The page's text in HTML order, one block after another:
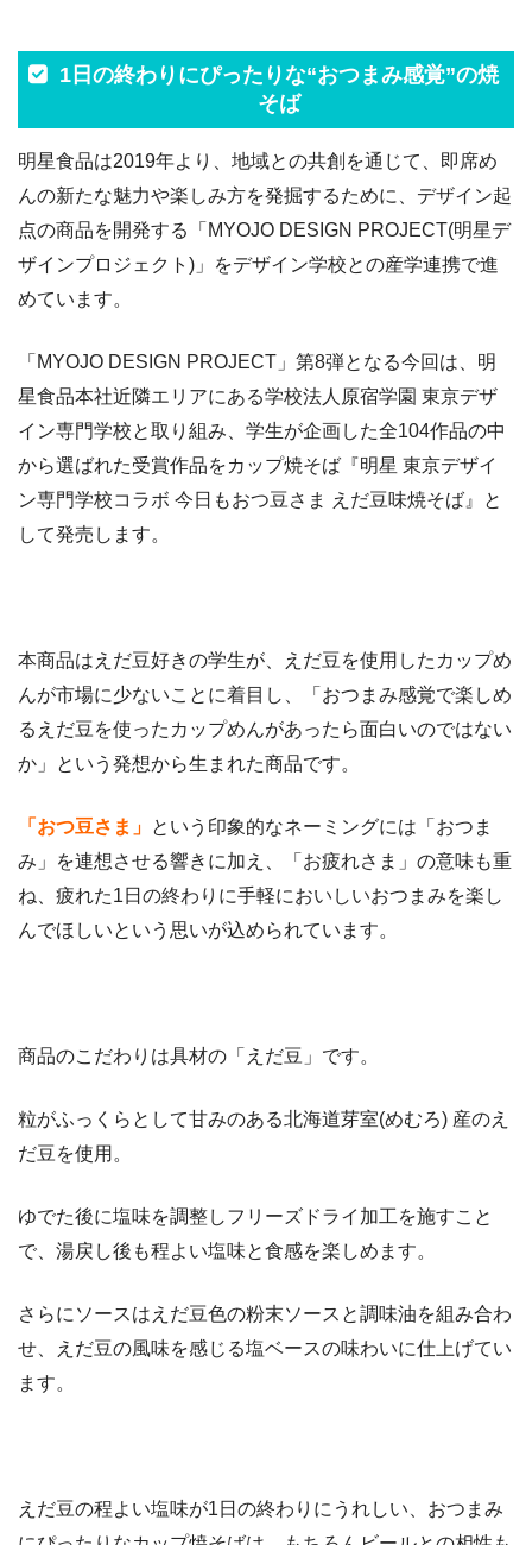
1日の終わりにぴったりな“おつまみ感覚”の焼
そば
明星食品は2019年より、地域との共創を通じて、即席め
んの新たな魅力や楽しみ方を発掘するために、デザイン起
点の商品を開発する「MYOJO DESIGN PROJECT(明星デ
ザインプロジェクト)」をデザイン学校との産学連携で進
めています。
「MYOJO DESIGN PROJECT」第8弾となる今回は、明
星食品本社近隣エリアにある学校法人原宿学園 東京デザ
イン専門学校と取り組み、学生が企画した全104作品の中
から選ばれた受賞作品をカップ焼そば『明星 東京デザイ
ン専門学校コラボ 今日もおつ豆さま えだ豆味焼そば』と
して発売します。
本商品はえだ豆好きの学生が、えだ豆を使用したカップめ
んが市場に少ないことに着目し、「おつまみ感覚で楽しめ
るえだ豆を使ったカップめんがあったら面白いのではない
か」という発想から生まれた商品です。
「おつ豆さま」 という印象的なネーミングには「おつま
み」を連想させる響きに加え、「お疲れさま」の意味も重
ね、疲れた1日の終わりに手軽においしいおつまみを楽し
んでほしいという思いが込められています。
商品のこだわりは具材の「えだ豆」です。
粒がふっくらとして甘みのある北海道芽室(めむろ) 産のえ
だ豆を使用。
ゆでた後に塩味を調整しフリーズドライ加工を施すこと
で、湯戻し後も程よい塩味と食感を楽しめます。
さらにソースはえだ豆色の粉末ソースと調味油を組み合わ
せ、えだ豆の風味を感じる塩ベースの味わいに仕上げてい
ます。
えだ豆の程よい塩味が1日の終わりにうれしい、おつまみ